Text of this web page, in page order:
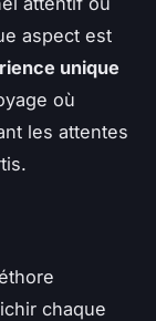
aspect est
unique
où
les attentes
chaque